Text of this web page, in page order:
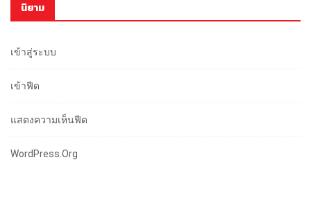
นิยาม
เข้าสู่ระบบ
เข้าฟีด
แสดงความเห็นฟีด
WordPress.org